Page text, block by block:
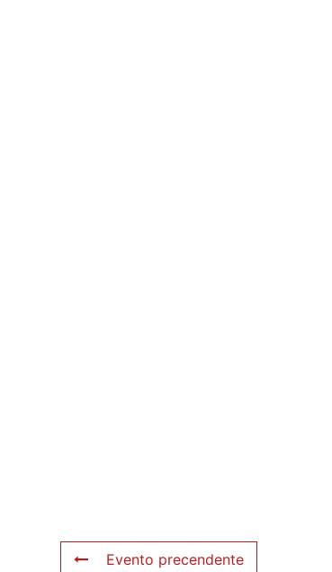
Evento precendente